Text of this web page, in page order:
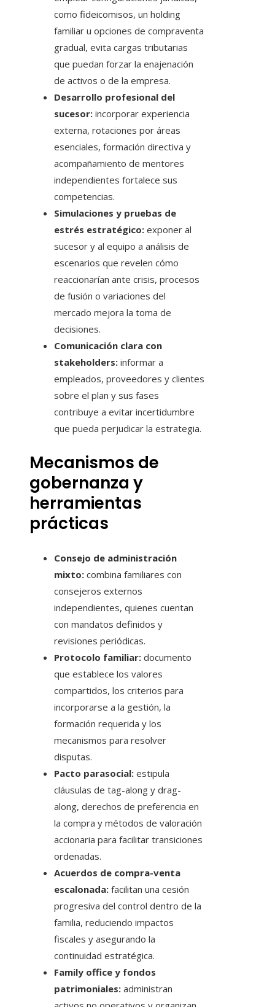
como fideicomisos, un holding
familiar u opciones de compraventa
gradual, evita cargas tributarias
que puedan forzar la enajenación
de activos o de la empresa.
Desarrollo profesional del
sucesor: incorporar experiencia
externa, rotaciones por áreas
esenciales, formación directiva y
acompañamiento de mentores
independientes fortalece sus
competencias.
Simulaciones y pruebas de
estrés estratégico: exponer al
sucesor y al equipo a análisis de
escenarios que revelen cómo
reaccionarían ante crisis, procesos
de fusión o variaciones del
mercado mejora la toma de
decisiones.
Comunicación clara con
stakeholders: informar a
empleados, proveedores y clientes
sobre el plan y sus fases
contribuye a evitar incertidumbre
que pueda perjudicar la estrategia.
Mecanismos de
gobernanza y
herramientas
prácticas
Consejo de administración
mixto: combina familiares con
consejeros externos
independientes, quienes cuentan
con mandatos definidos y
revisiones periódicas.
Protocolo familiar: documento
que establece los valores
compartidos, los criterios para
incorporarse a la gestión, la
formación requerida y los
mecanismos para resolver
disputas.
Pacto parasocial: estipula
cláusulas de tag-along y drag-
along, derechos de preferencia en
la compra y métodos de valoración
accionaria para facilitar transiciones
ordenadas.
Acuerdos de compra-venta
escalonada: facilitan una cesión
progresiva del control dentro de la
familia, reduciendo impactos
fiscales y asegurando la
continuidad estratégica.
Family office y fondos
patrimoniales: administran